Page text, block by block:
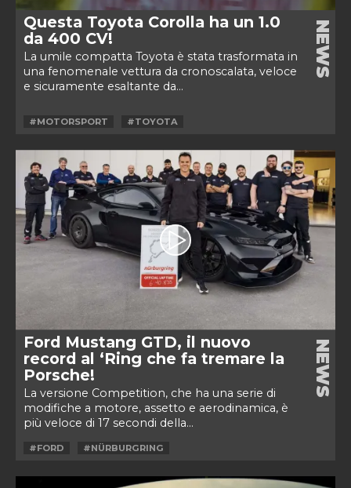
Questa Toyota Corolla ha un 1.0
da 400 CV!
La umile compatta Toyota è stata trasformata in
una fenomenale vettura da cronoscalata, veloce
e sicuramente esaltante da...
NEWS
#MOTORSPORT #TOYOTA
Ford Mustang GTD, il nuovo
record al ‘Ring che fa tremare la
Porsche!
La versione Competition, che ha una serie di
modifiche a motore, assetto e aerodinamica, è
più veloce di 17 secondi della...
NEWS
#FORD #NÜRBURGRING